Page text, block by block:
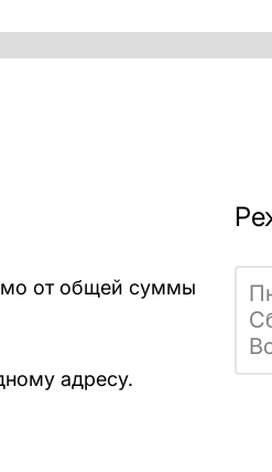
от общей суммы
адресу.